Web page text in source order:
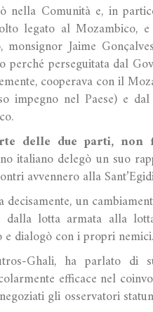
nella Comunità e, in
legato al Mozambico,
monsignor Jaime
perché perseguitata dal
cooperava con il
impegno nel Paese) e
delle due parti,
italiano delegò un suo
avvennero alla
un
dalla lotta armata alla
dialogò con i propri nemici.
Ghali, ha parlato di
efficace nel
gli osservatori